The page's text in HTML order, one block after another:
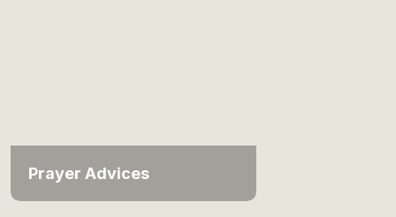
Prayer Advices